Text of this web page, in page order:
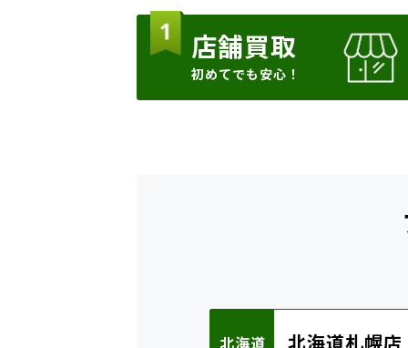
店舗買取
初めてでも安心！
北海道 北海道札幌店